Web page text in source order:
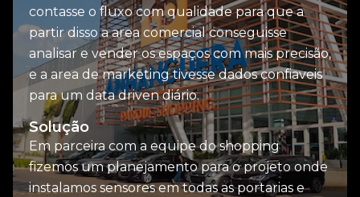
contasse o fluxo com qualidade para que a
partir disso a area comercial conseguisse
analisar e vender os espaços com mais precisão,
e a area de marketing tivesse dados confiaveis
para um data driven diário.
Solução
Em parceira com a equipe do shopping
fizemos um planejamento para o projeto onde
instalamos sensores em todas as portarias e